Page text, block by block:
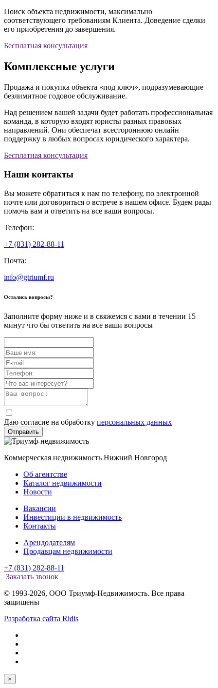
Поиск объекта недвижимости, максимально
соответствующего требованиям Клиента. Доведение сделки
его приобретения до завершения.
Бесплатная консультация
Комплексные услуги
Продажа и покупка объекта «под ключ», подразумевающие
безлимитное годовое обслуживание.
Над решением вашей задачи будет работать профессиональная
команда, в которую входят юристы разных правовых
направлений. Они обеспечат всестороннюю онлайн
поддержку в любых вопросах юридического характера.
Бесплатная консультация
Наши контакты
Вы можете обратиться к нам по телефону, по электронной
почте или договориться о встрече в нашем офисе. Будем рады
помочь вам и ответить на все ваши вопросы.
Телефон:
+7 (831) 282-88-11
Почта:
info@gtriumf.ru
Остались вопросы?
Заполните форму ниже и в свяжемся с вами в течении 15
минут что бы ответить на все ваши вопросы
Даю согласие на обработку персональных данных
Отправить
Коммерческая недвижимость Нижний Новгород
Об агентстве
Каталог недвижимости
Новости
Вакансии
Инвестиции в недвижимость
Контакты
Арендодателям
Продавцам недвижимости
+7 (831) 282-88-11
Заказать звонок
© 1993-2026, ООО Триумф-Недвижимость. Все права
защищены
Разработка сайта Ridis
×